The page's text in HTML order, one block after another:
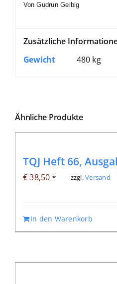
Von Gudrun Geibig
Zusätzliche
Gewicht
480 kg
Ähnliche Produkte
TQJ Heft 66,
€38,50 * zzgl.Versand
In den Warenkorb